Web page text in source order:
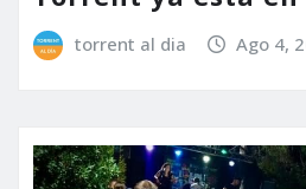
torrent al dia Ago 4,